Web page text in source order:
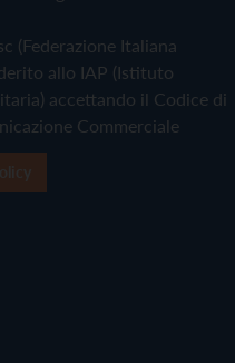
(Federazione Italiana
allo IAP (Istituto
accettando il Codice di
Commerciale